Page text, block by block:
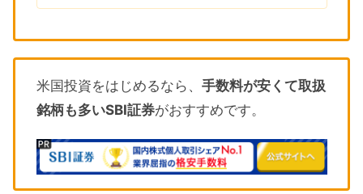
米国投資をはじめるなら、 手数料が安くて取扱
銘柄も多いSBI証券がおすすめです。